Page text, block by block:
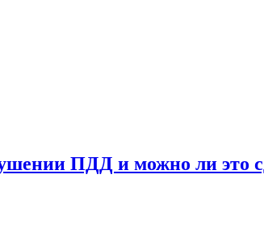
ПДД и можно ли это